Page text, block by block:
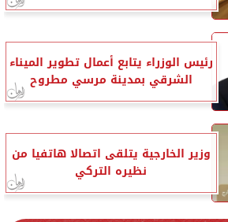
رئيس الوزراء يتابع أعمال تطوير الميناء
الشرقي بمدينة مرسي مطروح
وزير الخارجية يتلقى اتصالا هاتفيا من
نظيره التركي